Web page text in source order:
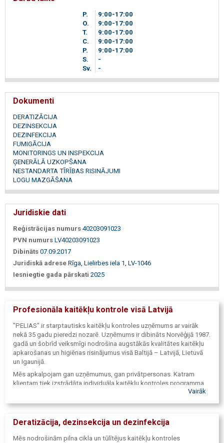
P. 9 00-17 00
O.
9 00-17 00
T.
9 00-17 00
C.
9 00-17 00
P.
9 00-17 00
S.
-
Sv.
-
Dokumenti
DERATIZĀCIJA
DEZINSEKCIJA
DEZINFEKCIJA
FUMIGĀCIJA
MONITORINGS UN INSPEKCIJA
ĢENERĀLĀ UZKOPŠANA
NESTANDARTA TĪRĪBAS RISINĀJUMI
LOGU MAZGĀŠANA
Juridiskie dati
Reģistrācijas numurs 40203091023
PVN numurs LV40203091023
Dibināts 07.09.2017
Juridiskā adrese Rīga, Lielirbes iela 1, LV-1046
Iesniegtie gada pārskati 2025
Profesionāla kaitēkļu kontrole visā Latvijā
"PELIAS" ir starptautisks kaitēkļu kontroles uzņēmums ar vairāk
nekā 35 gadu pieredzi nozarē. Uzņēmums ir dibināts Norvēģijā 1987.
gadā un šobrīd veiksmīgi nodrošina augstākās kvalitātes kaitēkļu
apkarošanas un higiēnas risinājumus visā Baltijā – Latvijā, Lietuvā
un Igaunijā.
Mēs apkalpojam gan uzņēmumus, gan privātpersonas. Katram
klientam tiek izstrādāta individuāla kaitēkļu kontroles programma,
kas precīzi balstīta uz objekta specifiku, potenciālajiem riskiem un
Vairāk
Deratizācija, dezinsekcija un dezinfekcija
Mēs nodrošinām pilna cikla un tūlītējus kaitēkļu kontroles